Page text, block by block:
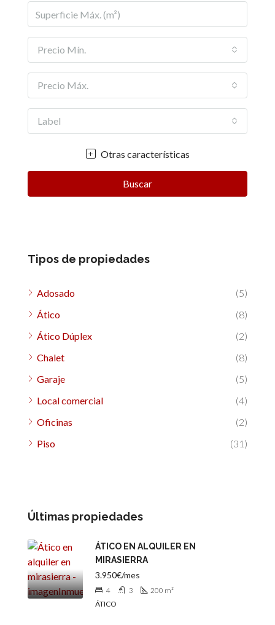
Precio Mín.
Precio Máx.
Label
Otras características
Buscar
Tipos de propiedades
Adosado
(5)
Ático
(8)
Ático Dúplex
(2)
Chalet
(8)
Garaje
(5)
Local comercial
(4)
Oficinas
(2)
Piso
(31)
Últimas propiedades
ÁTICO EN ALQUILER EN
MIRASIERRA
3.950€/mes
4 3 200 m²
ÁTICO